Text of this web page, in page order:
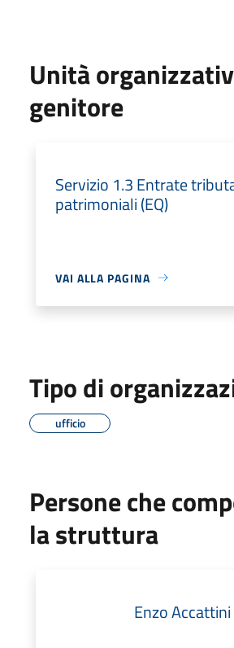
Unità
genitore
Servizio 1.3 Entrate
patrimoniali (EQ)
VAI ALLA PAGINA
Tipo di
ufficio
Persone che
la struttura
Enzo Accattini